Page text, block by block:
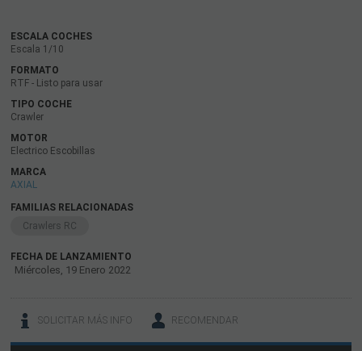
ESCALA COCHES
Escala 1/10
FORMATO
RTF - Listo para usar
TIPO COCHE
Crawler
MOTOR
Electrico Escobillas
MARCA
AXIAL
FAMILIAS RELACIONADAS
Crawlers RC
FECHA DE LANZAMIENTO
Miércoles, 19 Enero 2022
SOLICITAR MÁS INFO RECOMENDAR